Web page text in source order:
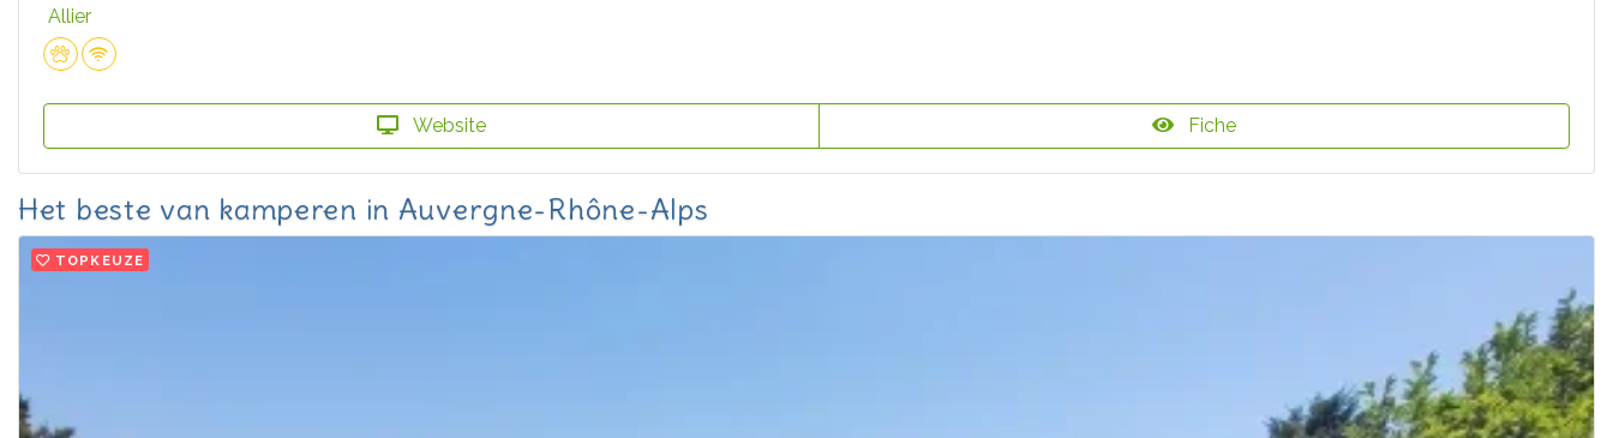
Allier
Website Fiche
Het beste van kamperen in Auvergne-Rhône-Alps
TOPKEUZE